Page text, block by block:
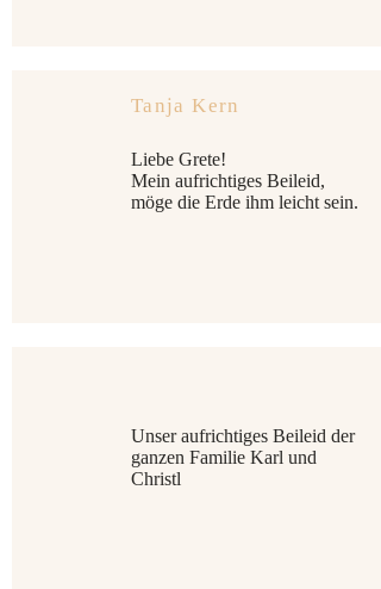
Tanja Kern
Liebe Grete!
Mein aufrichtiges Beileid,
möge die Erde ihm leicht sein.
Unser aufrichtiges Beileid der
ganzen Familie Karl und
Christl